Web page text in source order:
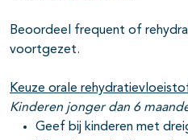
Beoordeel frequent of
voortgezet.
Keuze orale
Kinderen jonger dan 6
Geef bij kinderen met